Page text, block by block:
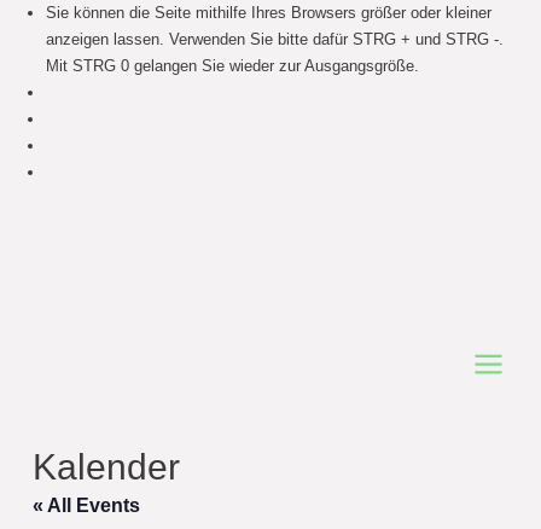
Sie können die Seite mithilfe Ihres Browsers größer oder kleiner
anzeigen lassen. Verwenden Sie bitte dafür STRG + und STRG -.
Mit STRG 0 gelangen Sie wieder zur Ausgangsgröße.
Main
Kalender
« All Events